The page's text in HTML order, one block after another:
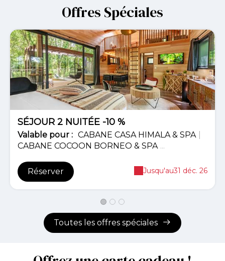
Offres Spéciales
-10%
SÉJOUR 2 NUITÉE -10 %
Valable pour : CABANE CASA HIMALA & SPA
CABANE COCOON BORNEO & SPA ...
Réserver Jusqu'au31 déc. 26
Toutes les offres spéciales